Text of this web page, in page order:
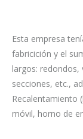
Esta empresa
fabricición y el
largos: redondos,
secciones, etc.,
Recalentamiento
móvil, horno de